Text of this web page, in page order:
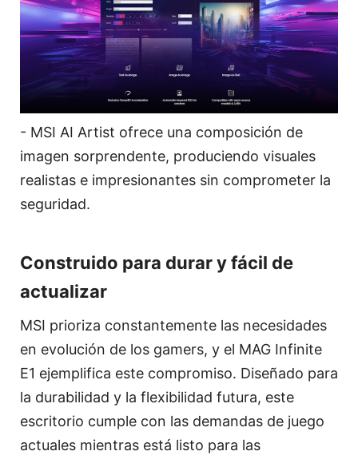
- MSI AI Artist ofrece una composición de
imagen sorprendente, produciendo visuales
realistas e impresionantes sin comprometer la
seguridad.
Construido para durar y fácil de
actualizar
MSI prioriza constantemente las necesidades
en evolución de los gamers, y el MAG Infinite
E1 ejemplifica este compromiso. Diseñado para
la durabilidad y la flexibilidad futura, este
escritorio cumple con las demandas de juego
actuales mientras está listo para las